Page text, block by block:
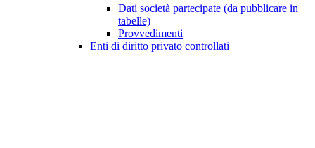
Dati società partecipate (da pubblicare in
tabelle)
Provvedimenti
Enti di diritto privato controllati